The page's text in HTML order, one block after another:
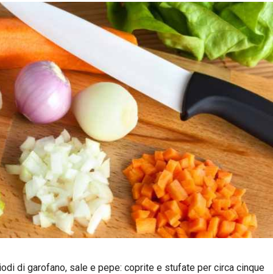
di garofano, sale e pepe: coprite e stufate per circa cinque